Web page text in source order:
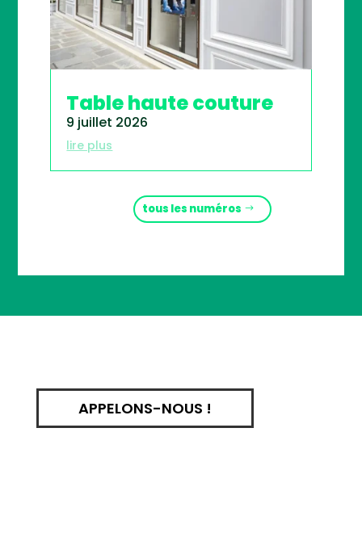
Table haute couture
9 juillet 2026
lire plus
tous les numéros
APPELONS-NOUS !